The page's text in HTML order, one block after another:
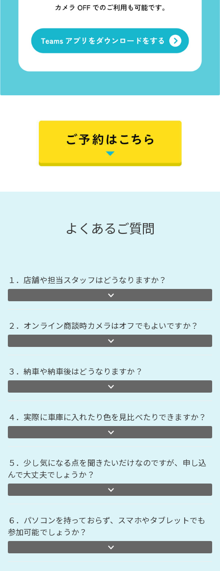
よくあるご質問
１．店舗や担当スタッフはどうなりますか？
２．オンライン商談時カメラはオフでもよいですか？
３．納車や納車後はどうなりますか？
４．実際に車庫に入れたり色を見比べたりできますか？
５．少し気になる点を聞きたいだけなのですが、申し込
んで大丈夫でしょうか？
６．パソコンを持っておらず、スマホやタブレットでも
参加可能でしょうか？